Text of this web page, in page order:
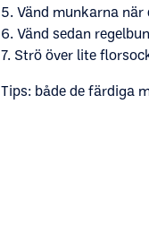
5. Vänd munkarna
6. Vänd sedan
7. Strö över lite
Tips: både de färdiga